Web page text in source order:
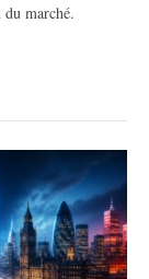
marché.